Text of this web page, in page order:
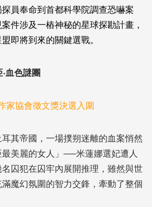
員奉命到首都科學院調查恐嚇案
件涉及一樁神秘的星球探勘計畫，
即將到來的關鍵選戰。
血色謎團
家協會徵文獎決選入圍
其帝國，一場撲朔迷離的血案悄然
美麗的女人」──米蓮娜選妃遭人
囚犯在囚牢內展開推理，雖然與世
魔幻氛圍的智力交鋒，牽動了整個